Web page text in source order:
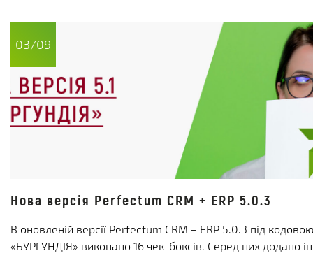
03/09
Нова версія Perfectum CRM + ERP 5.0.3
В оновленій версії Perfectum CRM + ERP 5.0.3 під
«БУРГУНДІЯ» виконано 16 чек-боксів. Серед них додано